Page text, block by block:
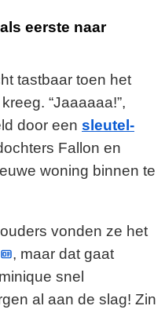
eerste naar
tastbaar toen het
“Jaaaaaa!”,
door een sleutel-
Fallon en
woning binnen te
vonden ze het
, maar dat gaat
snel
al aan de slag! Zin